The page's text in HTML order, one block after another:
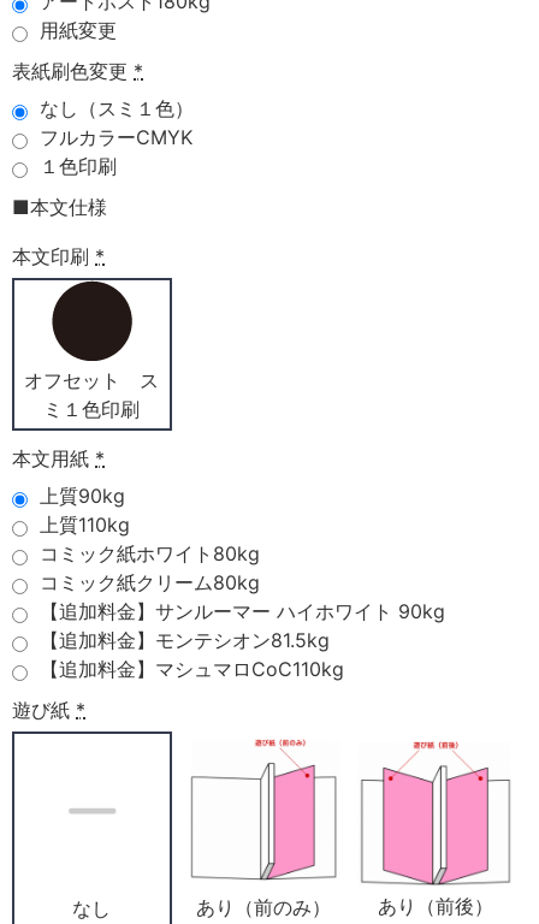
用紙変更
表紙刷色変更 *
なし（スミ１色）
フルカラーCMYK
１色印刷
■本文仕様
本文印刷 *
オフセット ス
ミ１色印刷
本文用紙 *
上質90kg
上質110kg
コミック紙ホワイト80kg
コミック紙クリーム80kg
【追加料金】サンルーマー ハイホワイト 90kg
【追加料金】モンテシオン81.5kg
【追加料金】マシュマロCoC110kg
遊び紙 *
なし あり（前のみ） あり（前後）